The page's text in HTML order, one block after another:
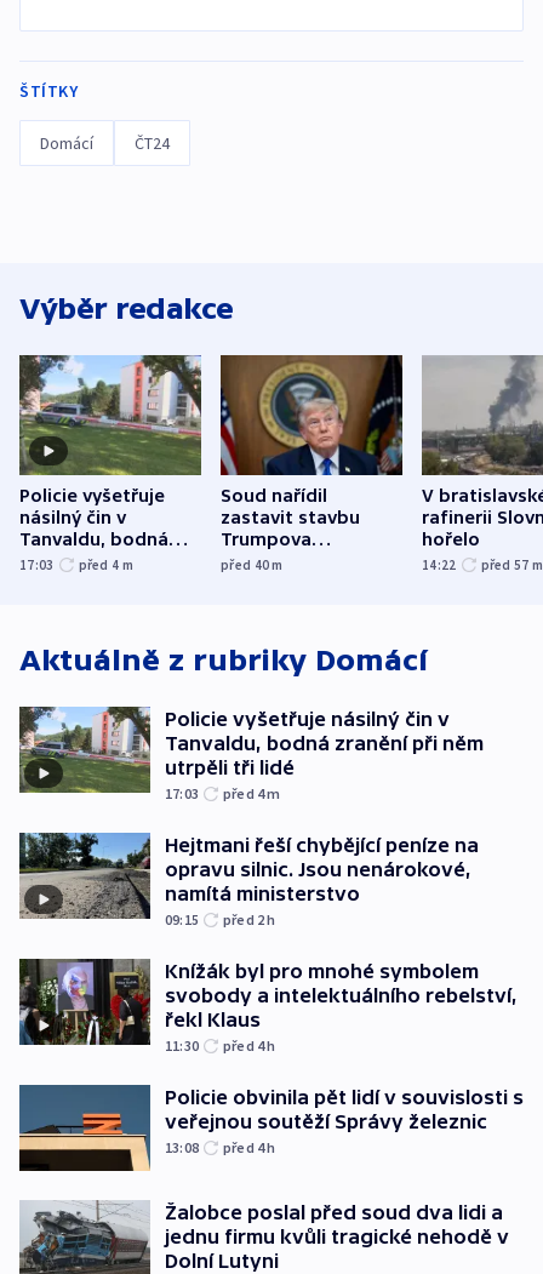
ŠTÍTKY
Domácí ČT24
Výběr redakce
Policie vyšetřuje
násilný čin v
Tanvaldu, bodná
zranění při něm
17:03 před 4 m
Soud nařídil
zastavit stavbu
Trumpova
tanečního sálu
před 40m
V
rafinerii
hořelo
14:22 před 57 m
Aktuálně z rubriky Domácí
Policie vyšetřuje násilný čin v
Tanvaldu, bodná zranění při něm
utrpěli tři lidé
17:03 před 4m
Hejtmani řeší chybějící peníze na
opravu silnic. Jsou nenárokové,
namítá ministerstvo
09:15 před 2h
Knížák byl pro mnohé symbolem
svobody a intelektuálního rebelství,
řekl Klaus
11:30 před 4h
Policie obvinila pět lidí v souvislosti s
veřejnou soutěží Správy železnic
13:08 před 4h
Žalobce poslal před soud dva lidi a
jednu firmu kvůli tragické nehodě v
Dolní Lutyni